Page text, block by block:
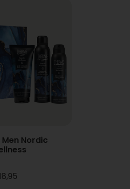
Nordic